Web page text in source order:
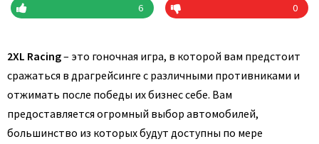
6 0
2XL Racing– это гоночная игра, в которой вам предстоит
сражаться в драгрейсинге с различными противниками и
отжимать после победы их бизнес себе. Вам
предоставляется огромный выбор автомобилей,
большинство из которых будут доступны по мере